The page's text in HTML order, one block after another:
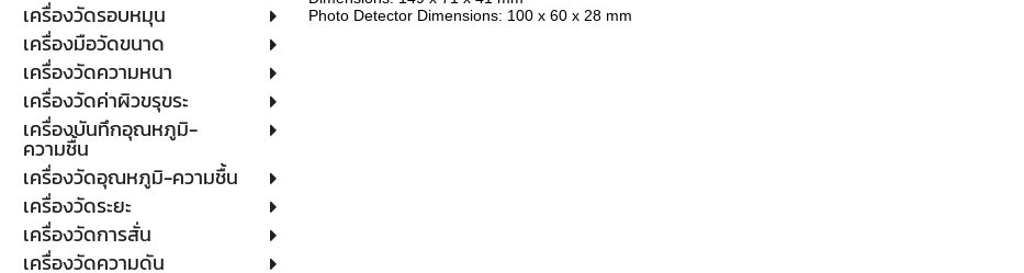
เครื่องวัดรอบหมุน
เครื่องมือวัดขนาด
เครื่องวัดความหนา
เครื่องวัดค่าผิวขรุขระ
เครื่องบันทึกอุณหภูมิ-
ความชื้น
เครื่องวัดอุณหภูมิ-ความชื้น
เครื่องวัดระยะ
เครื่องวัดการสั่น
เครื่องวัดความดัน
Photo Detector Dimensions: 100 x 60 x 28 mm